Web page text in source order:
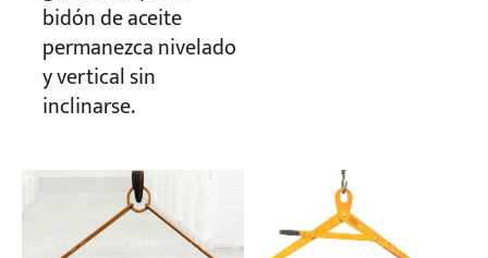
bidón de aceite
permanezca nivelado
y vertical sin
inclinarse.